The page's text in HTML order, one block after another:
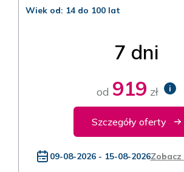
Wiek od: 14 do 100 lat
7 dni
od 919 zł i
Szczegóły oferty
09-08-2026 - 15-08-2026